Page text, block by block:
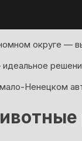
округе —
Ненецком